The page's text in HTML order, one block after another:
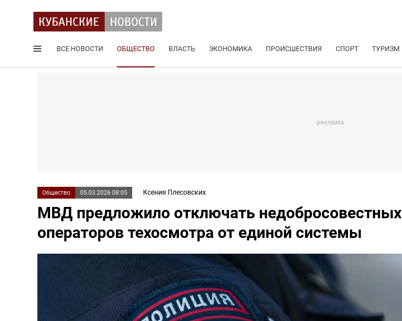
ВСЕ НОВОСТИ ОБЩЕСТВО ВЛАСТЬ ЭКОНОМИКА ПРОИСШЕСТВИЯ СПОРТ ТУРИЗМ
Общество 05.03.2026 08:05 Ксения Плесовских
МВД предложило отключать недобросовестных
операторов техосмотра от единой системы